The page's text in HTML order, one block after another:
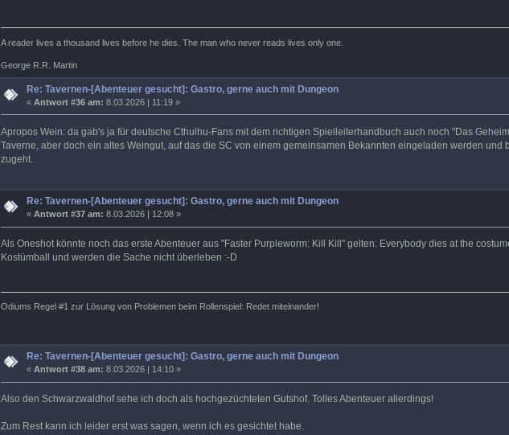
A reader lives a thousand lives before he dies. The man who never reads lives only one.
George R.R. Martin
Re: Tavernen-[Abenteuer gesucht]: Gastro, gerne auch mit Dungeon
«Antwort #36 am: 8.03.2026 | 11:19 »
Apropos Wein: da gab's ja für deutsche Cthulhu-Fans mit dem richtigen Spielleiterhandbuch auch noch "Das
Taverne, aber doch ein altes Weingut, auf das die SC von einem gemeinsamen Bekannten eingeladen werden
zugeht.
Re: Tavernen-[Abenteuer gesucht]: Gastro, gerne auch mit Dungeon
«Antwort #37 am: 8.03.2026 | 12:08 »
Als Oneshot könnte noch das erste Abenteuer aus "Faster Purpleworm: Kill Kill" gelten: Everybody dies at the
Kostümball und werden die Sache nicht überleben :-D
Odiums Regel #1 zur Lösung von Problemen beim Rollenspiel: Redet miteinander!
Re: Tavernen-[Abenteuer gesucht]: Gastro, gerne auch mit Dungeon
«Antwort #38 am: 8.03.2026 | 14:10 »
Also den Schwarzwaldhof sehe ich doch als hochgezüchteten Gutshof. Tolles Abenteuer allerdings!
Zum Rest kann ich leider erst was sagen, wenn ich es gesichtet habe.